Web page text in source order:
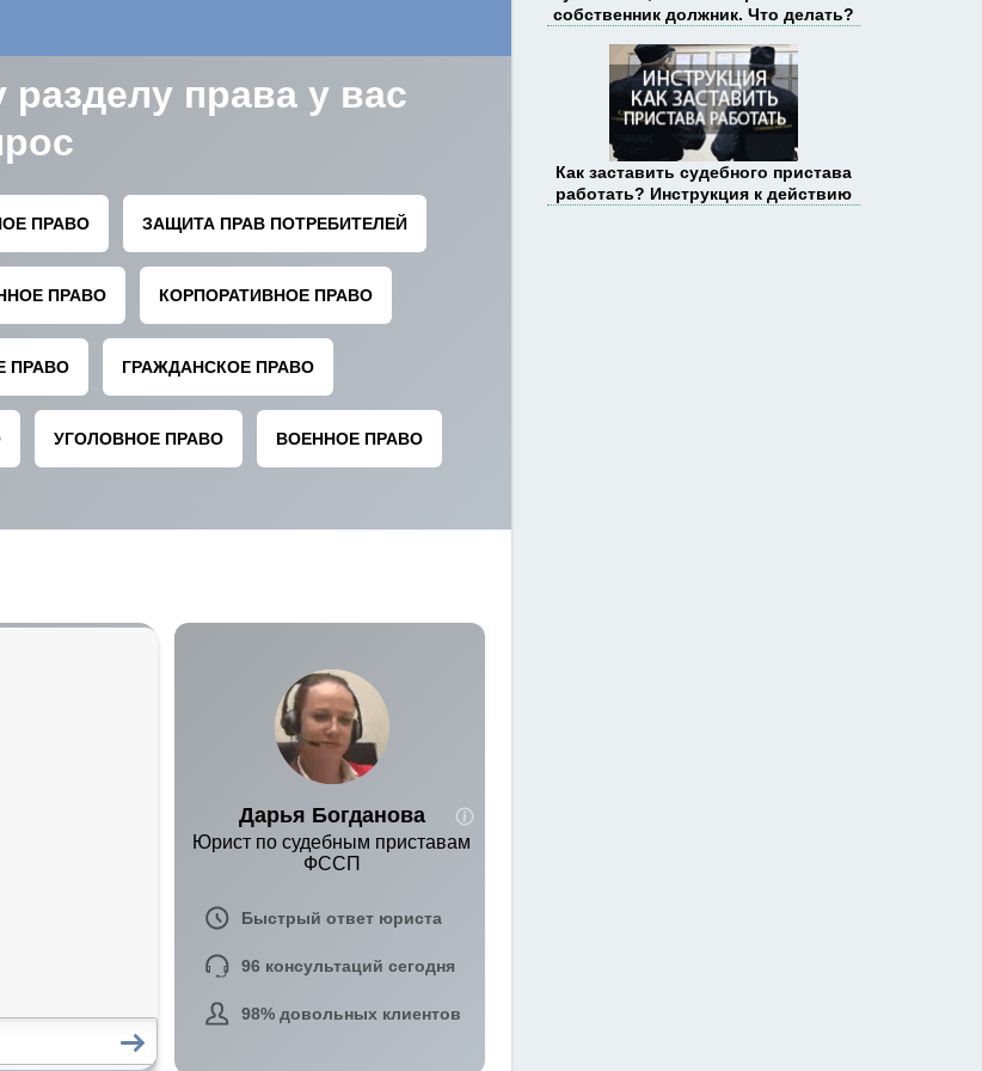
собственник должник. Что делать?
Как заставить судебного пристава
работать? Инструкция к действию